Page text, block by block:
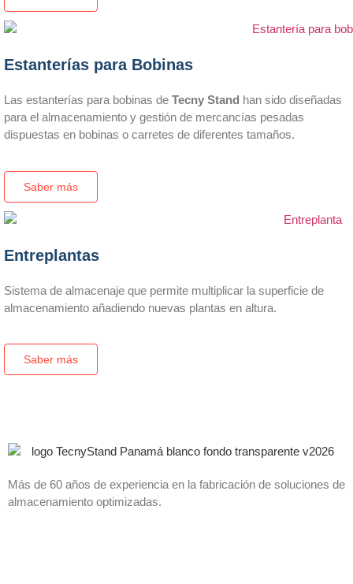
Estanterías para Bobinas
Las estanterías para bobinas de Tecny Stand han sido diseñadas
para el almacenamiento y gestión de mercancías pesadas
dispuestas en bobinas o carretes de diferentes tamaños.
Saber más
Entreplantas
Sistema de almacenaje que permite multiplicar la superficie de
almacenamiento añadiendo nuevas plantas en altura.
Saber más
Más de 60 años de experiencia en la fabricación de soluciones de
almacenamiento optimizadas.